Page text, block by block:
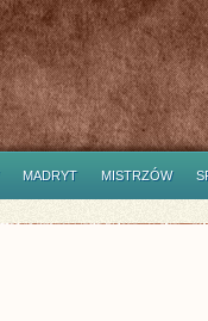
MADRYT MISTRZÓW